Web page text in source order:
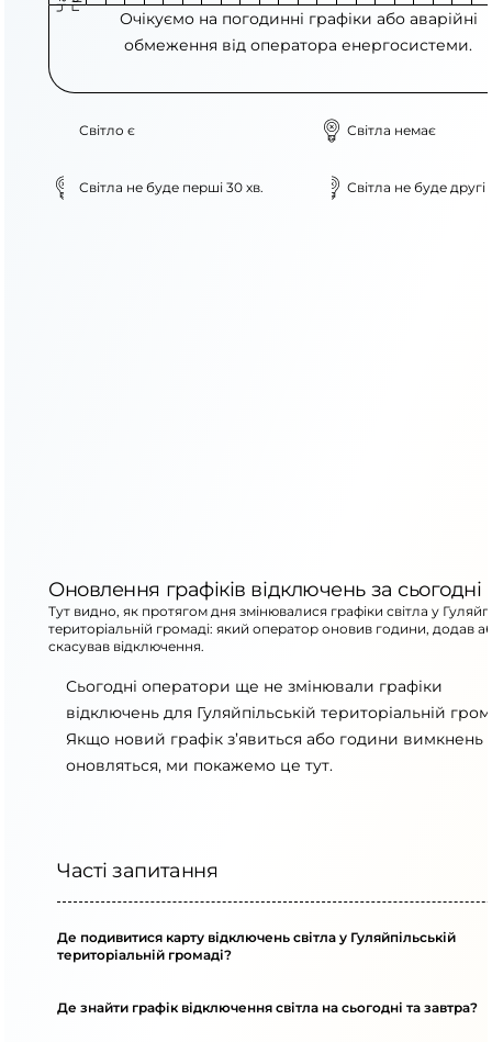
Очікуємо на погодинні графіки або аварійні
обмеження від оператора енергосистеми.
Світло є Світла немає
Світла не буде перші 30 хв. Світла не буде другі
Оновлення графіків відключень за сьогодні
Тут видно, як протягом дня змінювалися графіки світла у
територіальній громаді: який оператор оновив години, додав
скасував відключення.
Сьогодні оператори ще не змінювали графіки
відключень для Гуляйпільській територіальній
Якщо новий графік з’явиться або години вимкнень
оновляться, ми покажемо це тут.
Часті запитання
Де подивитися карту відключень світла у Гуляйпільській
територіальній громаді?
Де знайти графік відключення світла на сьогодні та завтра?